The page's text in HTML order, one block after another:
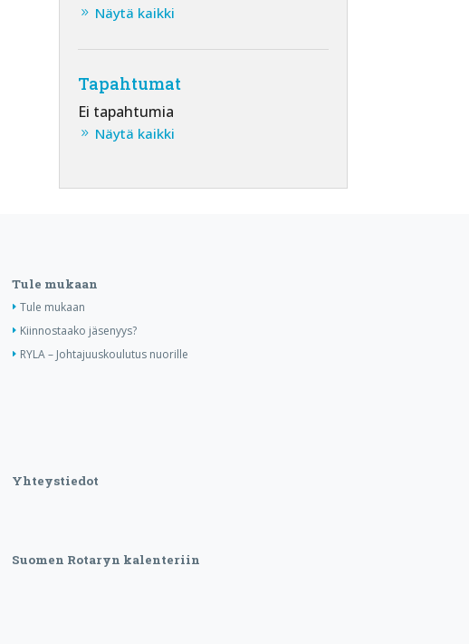
Näytä kaikki
Tapahtumat
Ei tapahtumia
Näytä kaikki
Tule mukaan
Tule mukaan
Kiinnostaako jäsenyys?
RYLA – Johtajuuskoulutus nuorille
Yhteystiedot
Suomen Rotaryn kalenteriin